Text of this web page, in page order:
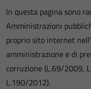
In questa pagina sono
Amministrazioni
proprio sito internet
amministrazione e di
corruzione (L.69/2009,
L.190/2012).